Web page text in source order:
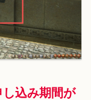
込み期間が